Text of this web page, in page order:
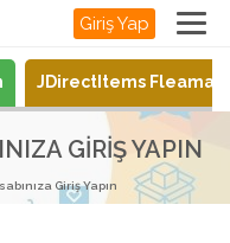
Giriş Yap
JDirectItems
GIRIŞ YAPIN
Giriş Yapın